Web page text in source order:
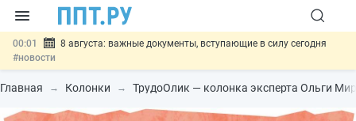
00:01
8 августа: важные документы, вступающие в силу сегодня
#новости
07.08 Подписан закон о блокировке продажи опасных товаров через
«Честный знак»#новости
Главная Колонки ТрудоОлик — колонка эксперта Ольги